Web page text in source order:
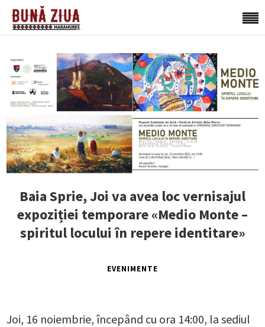
Baia Sprie, Joi va avea loc vernisajul
expoziției temporare «Medio Monte –
spiritul locului în repere identitare»
EVENIMENTE
Joi, 16 noiembrie, începând cu ora 14:00, la sediul